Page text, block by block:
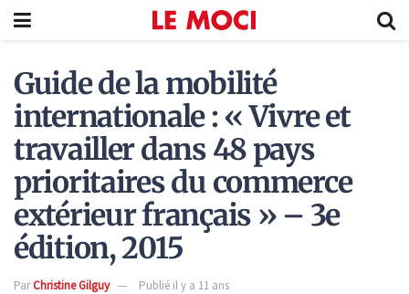
Guide de la mobilité
internationale : « Vivre et
travailler dans 48 pays
prioritaires du commerce
extérieur français » – 3e
édition, 2015
ParChristine Gilguy
Publié il y a 11 ans